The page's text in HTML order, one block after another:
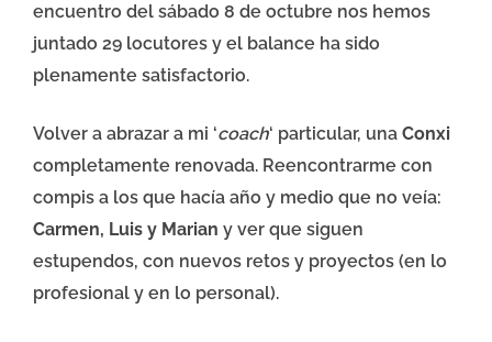
encuentro del sábado 8 de octubre nos hemos
juntado 29 locutores y el balance ha sido
plenamente satisfactorio.
Volver a abrazar a mi ‘coach‘ particular, una Conxi
completamente renovada. Reencontrarme con
compis a los que hacía año y medio que no veía:
Carmen, Luis y Marian y ver que siguen
estupendos, con nuevos retos y proyectos (en lo
profesional y en lo personal).